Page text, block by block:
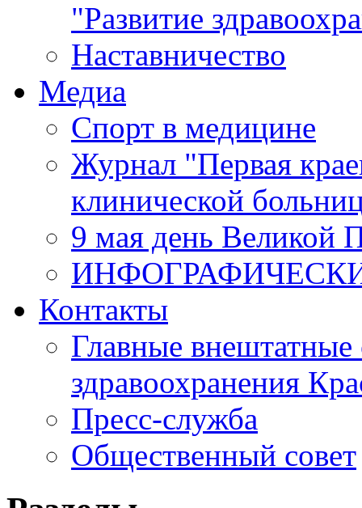
"Развитие
Наставничество
Медиа
Спорт в медицине
Журнал "Первая
клинической
9 мая день Великой
Контакты
Главные внештатные
здравоохранения
Пресс-служба
Общественный совет